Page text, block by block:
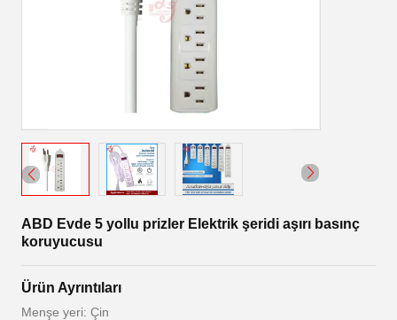
ABD Evde 5 yollu prizler Elektrik şeridi aşırı basınç
koruyucusu
Ürün Ayrıntıları
Menşe yeri: Çin